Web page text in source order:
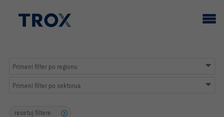
Primeni filter po regionu
Primeni filter po sektorua
resetuj filtere